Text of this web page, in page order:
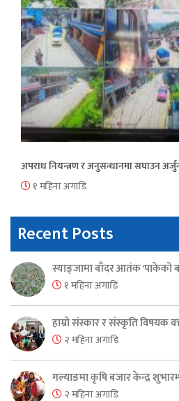
अपराध नियन्त्रण र अनुसन्धानमा सघाउन
१ महिना अगाडि
Recent Posts
स्याङ्जामा बाँदर आतंक ‘पाकेको
१ महिना अगाडि
हाम्रो संस्कार र संस्कृति विषयक
२ महिना अगाडि
गल्याङमा कृषि बजार केन्द्र
२ महिना अगाडि